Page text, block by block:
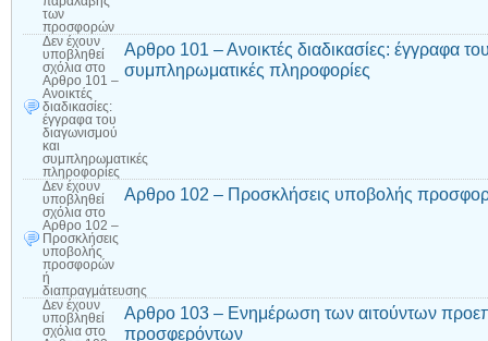
των
προσφορών
Δεν έχουν
υποβληθεί
σχόλια στο
Αρθρο 101 –
Ανοικτές
διαδικασίες:
έγγραφα του
διαγωνισμού
και
συμπληρωματικές
πληροφορίες
Αρθρο 101 – Ανοικτές διαδικασίες: έγγραφα
συμπληρωματικές πληροφορίες
Δεν έχουν
υποβληθεί
σχόλια στο
Αρθρο 102 –
Προσκλήσεις
υποβολής
προσφορών
ή
διαπραγμάτευσης
Αρθρο 102 – Προσκλήσεις υποβολής
Δεν έχουν
υποβληθεί
σχόλια στο
Αρθρο 103 – Ενημέρωση των αιτούντων
προσφερόντων